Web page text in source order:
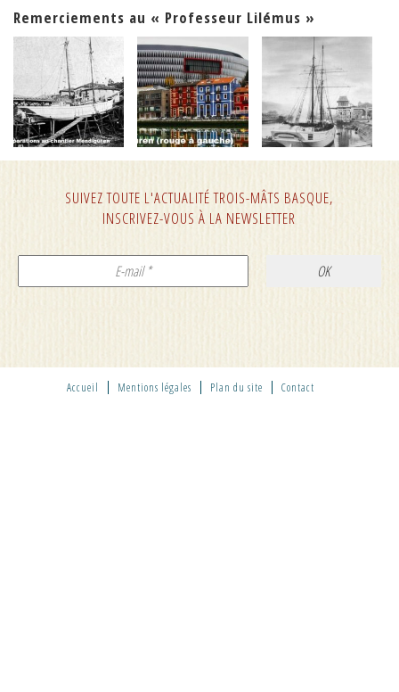
Remerciements au « Professeur Lilémus »
SUIVEZ TOUTE L'ACTUALITÉ TROIS-MÂTS BASQUE,
INSCRIVEZ-VOUS À LA NEWSLETTER
Accueil Mentions légales Plan du site Contact